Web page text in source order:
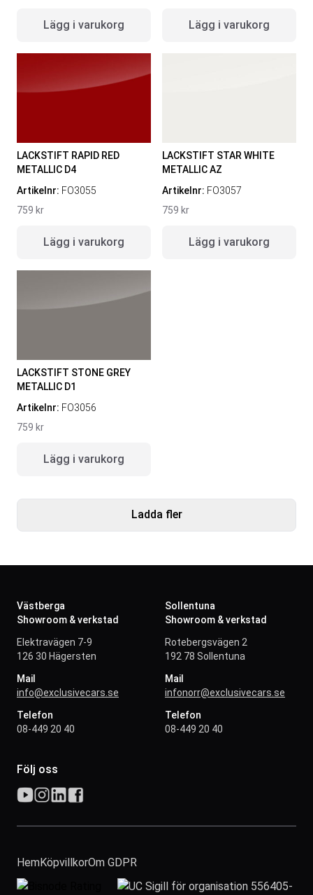
Lägg i varukorg Lägg i varukorg
LACKSTIFT RAPID RED
METALLIC D4
Artikelnr: FO3055
759 kr
Lägg i varukorg
LACKSTIFT STAR WHITE
METALLIC AZ
Artikelnr: FO3057
759 kr
Lägg i varukorg
LACKSTIFT STONE GREY
METALLIC D1
Artikelnr: FO3056
759 kr
Lägg i varukorg
Ladda fler
Västberga
Showroom & verkstad
Elektravägen 7-9
126 30 Hägersten
Mail
info@exclusivecars.se
Telefon
08-449 20 40
Sollentuna
Showroom & verkstad
Rotebergsvägen 2
192 78 Sollentuna
Mail
infonorr@exclusivecars.se
Telefon
08-449 20 40
Följ oss
HemKöpvillkorOm GDPR